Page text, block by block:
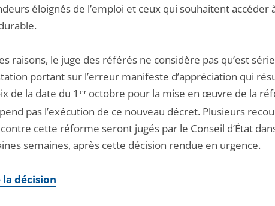
éloignés de l’emploi et ceux qui souhaitent accéder
raisons, le juge des référés ne considère pas qu’est
portant sur l’erreur manifeste d’appréciation qui
de la date du 1 eroctobre pour la mise en œuvre de la
pas l’exécution de ce nouveau décret. Plusieurs
cette réforme seront jugés par le Conseil d’État
semaines, après cette décision rendue en urgence.
la décision